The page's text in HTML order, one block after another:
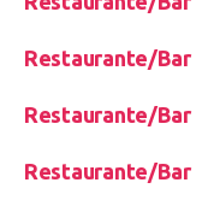
Restaurante/Bar
Restaurante/Bar
Restaurante/Bar